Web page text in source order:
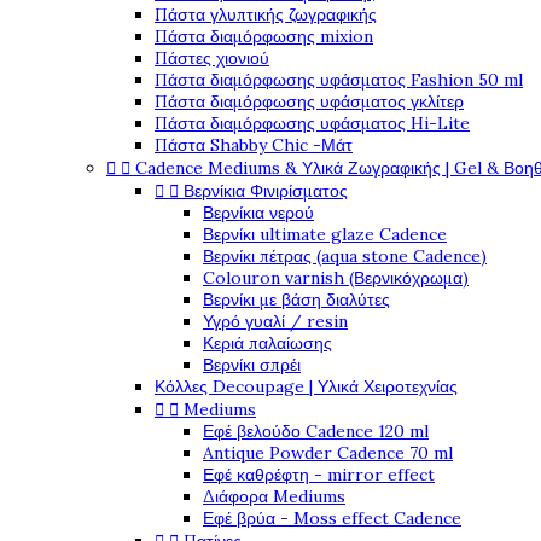
Πάστα γλυπτικής ζωγραφικής
Πάστα διαμόρφωσης mixion
Πάστες χιονιού
Πάστα διαμόρφωσης υφάσματος Fashion 50 ml
Πάστα διαμόρφωσης υφάσματος γκλίτερ
Πάστα διαμόρφωσης υφάσματος Hi-Lite
Πάστα Shabby Chic -Μάτ
  Cadence Mediums & Υλικά Ζωγραφικής | Gel &
  Βερνίκια Φινιρίσματος
Βερνίκια νερού
Βερνίκι ultimate glaze Cadence
Βερνίκι πέτρας (aqua stone Cadence)
Colouron varnish (Βερνικόχρωμα)
Βερνίκι με βάση διαλύτες
Υγρό γυαλί / resin
Κεριά παλαίωσης
Βερνίκι σπρέι
Κόλλες Decoupage | Υλικά Χειροτεχνίας
  Mediums
Εφέ βελούδο Cadence 120 ml
Antique Powder Cadence 70 ml
Εφέ καθρέφτη - mirror effect
Διάφορα Mediums
Εφέ βρύα - Moss effect Cadence